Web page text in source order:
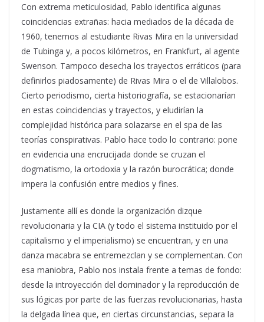
Con extrema meticulosidad, Pablo identifica algunas
coincidencias extrañas: hacia mediados de la década de
1960, tenemos al estudiante Rivas Mira en la universidad
de Tubinga y, a pocos kilómetros, en Frankfurt, al agente
Swenson. Tampoco desecha los trayectos erráticos (para
definirlos piadosamente) de Rivas Mira o el de Villalobos.
Cierto periodismo, cierta historiografía, se estacionarían
en estas coincidencias y trayectos, y eludirían la
complejidad histórica para solazarse en el spa de las
teorías conspirativas. Pablo hace todo lo contrario: pone
en evidencia una encrucijada donde se cruzan el
dogmatismo, la ortodoxia y la razón burocrática; donde
impera la confusión entre medios y fines.
Justamente allí es donde la organización dizque
revolucionaria y la CIA (y todo el sistema instituido por el
capitalismo y el imperialismo) se encuentran, y en una
danza macabra se entremezclan y se complementan. Con
esa maniobra, Pablo nos instala frente a temas de fondo:
desde la introyección del dominador y la reproducción de
sus lógicas por parte de las fuerzas revolucionarias, hasta
la delgada línea que, en ciertas circunstancias, separa la